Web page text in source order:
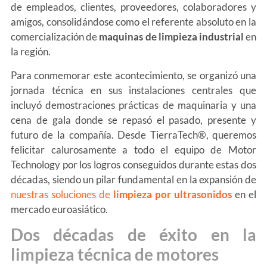
de empleados, clientes, proveedores, colaboradores y
amigos, consolidándose como el referente absoluto en la
comercialización demaquinas de limpieza industrialen
la región.
Para conmemorar este acontecimiento, se organizó una
jornada técnica en sus instalaciones centrales que
incluyó demostraciones prácticas de maquinaria y una
cena de gala donde se repasó el pasado, presente y
futuro de la compañía. Desde TierraTech®, queremos
felicitar calurosamente a todo el equipo de Motor
Technology por los logros conseguidos durante estas dos
décadas, siendo un pilar fundamental en la expansión de
nuestras soluciones de limpieza por ultrasonidos en el
mercado euroasiático.
Dos décadas de éxito en la
limpieza técnica de motores